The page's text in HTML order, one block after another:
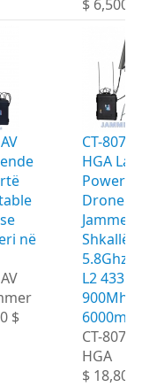
$
në
$
CT-
HGA
Power
Drone
Jammer
Shkallë
5.8Ghz
L2
900Mhz
6000m
CT-
HGA
$